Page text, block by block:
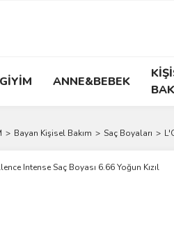
GİYİM ANNE&BEBEK
Bayan Kişisel Bakım Saç Boyaları